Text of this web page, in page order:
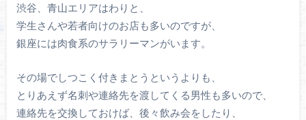
渋谷、青山エリアはわりと、
学生さんや若者向けのお店も多いのですが、
銀座には肉食系のサラリーマンがいます。
その場でしつこく付きまとうというよりも、
とりあえず名刺や連絡先を渡してくる男性も多いので、
連絡先を交換しておけば、後々飲み会をしたり、